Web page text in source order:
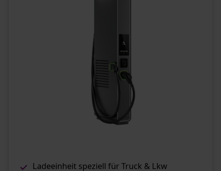
Ladeeinheit speziell für Truck & Lkw​